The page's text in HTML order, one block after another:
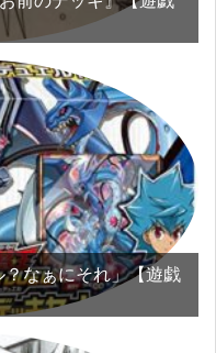
？なぁにそれ」【遊戯